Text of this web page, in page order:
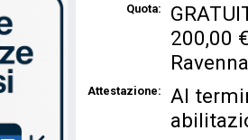
Quota:
200,00
Attestazione:
Al